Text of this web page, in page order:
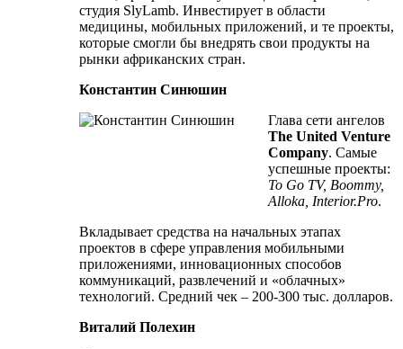
студия SlyLamb. Инвестирует в области
медицины, мобильных приложений, и те проекты,
которые смогли бы внедрять свои продукты на
рынки африканских стран.
Константин Синюшин
Глава сети ангелов
The United Venture
Company. Самые
успешные проекты:
To Go TV, Boommy,
Alloka, Interior.Pro.
Вкладывает средства на начальных этапах
проектов в сфере управления мобильными
приложениями, инновационных способов
коммуникаций, развлечений и «облачных»
технологий. Средний чек – 200-300 тыс. долларов.
Виталий Полехин